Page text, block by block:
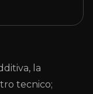
la
tecnico;